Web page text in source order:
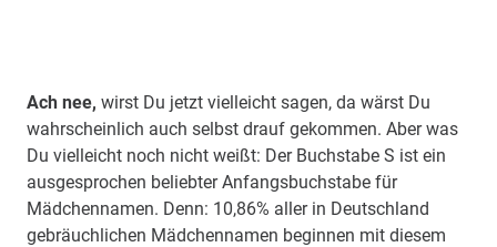
Ach nee, wirst Du jetzt vielleicht sagen, da wärst Du
wahrscheinlich auch selbst drauf gekommen. Aber was
Du vielleicht noch nicht weißt: Der Buchstabe S ist ein
ausgesprochen beliebter Anfangsbuchstabe für
Mädchennamen. Denn: 10,86% aller in Deutschland
gebräuchlichen Mädchennamen beginnen mit diesem